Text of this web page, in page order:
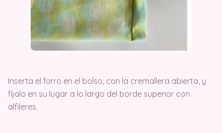
Inserta el forro en el bolso, con la cremallera abierta, y
fíjalo en su lugar a lo largo del borde superior con
alfileres.